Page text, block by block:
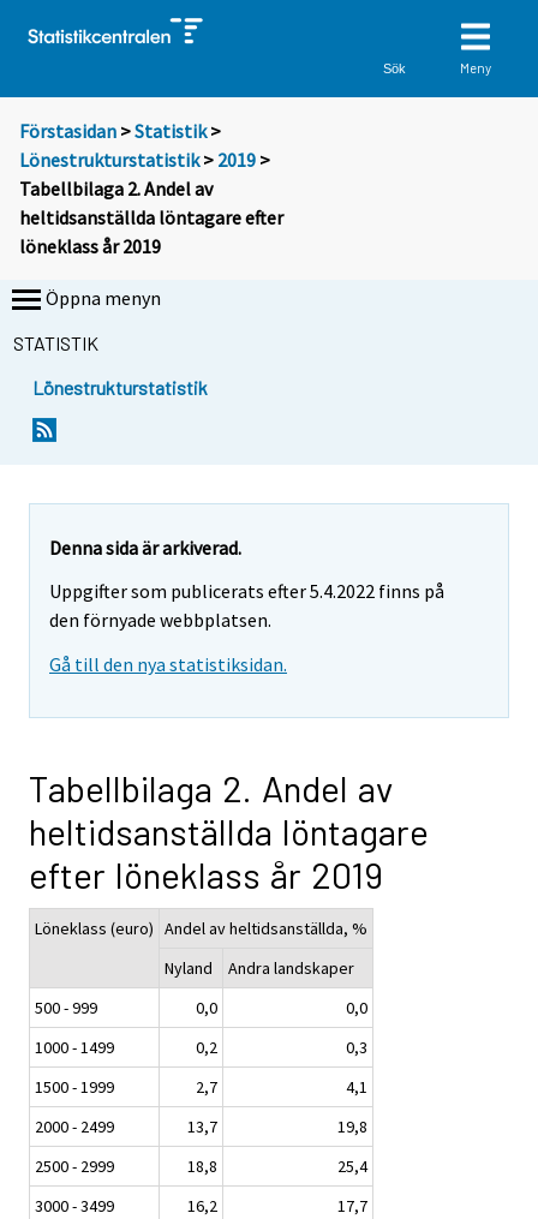
Sök Meny
Förstasidan >Statistik >
Lönestrukturstatistik> 2019 >
Tabellbilaga 2. Andel av
heltidsanställda löntagare efter
löneklass år 2019
Öppna menyn
STATISTIK
Lönestrukturstatistik
Denna sida är arkiverad.
Uppgifter som publicerats efter 5.4.2022 finns på
den förnyade webbplatsen.
Gå till den nya statistiksidan.
Tabellbilaga 2. Andel av
heltidsanställda löntagare
efter löneklass år 2019
Löneklass (euro) Andel av heltidsanställda, %
Nyland
Andra landskaper
500 - 999
0,0
0,0
1000 - 1499
0,2
0,3
1500 - 1999
2,7
4,1
2000 - 2499
13,7
19,8
2500 - 2999
18,8
25,4
3000 - 3499
16,2
17,7